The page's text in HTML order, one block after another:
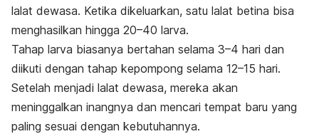
lalat dewasa. Ketika dikeluarkan, satu lalat betina bisa
menghasilkan hingga 20–40 larva.
Tahap larva biasanya bertahan selama 3–4 hari dan
diikuti dengan tahap kepompong selama 12–15 hari.
Setelah menjadi lalat dewasa, mereka akan
meninggalkan inangnya dan mencari tempat baru yang
paling sesuai dengan kebutuhannya.